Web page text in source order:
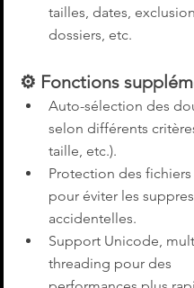
tailles, dates,
dossiers, etc.
⚙️ Fonctions
Auto-sélection des
selon différents
taille, etc.).
Protection des fichiers
pour éviter les
accidentelles.
Support Unicode,
threading pour des